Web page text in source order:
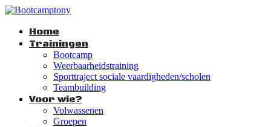
Home
Trainingen
Bootcamp
Weerbaarheidstraining
Sporttraject sociale vaardigheden/scholen
Teambuilding
Voor wie?
Volwassenen
Groepen